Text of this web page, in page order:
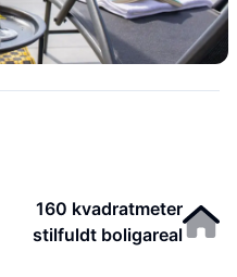
160 kvadratmeter
stilfuldt boligareal